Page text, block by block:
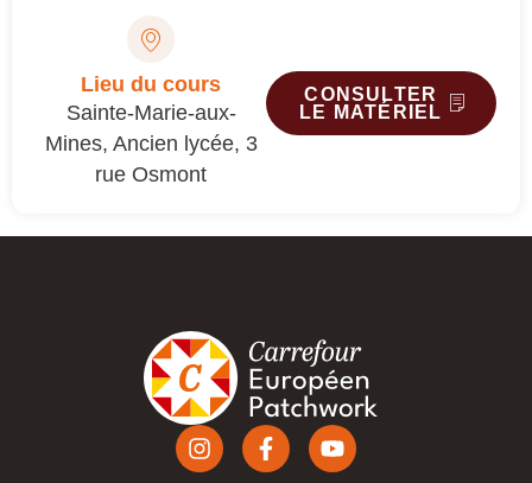
Lieu du cours
Sainte-Marie-aux-
Mines, Ancien lycée, 3
rue Osmont
CONSULTER
LE MATÉRIEL